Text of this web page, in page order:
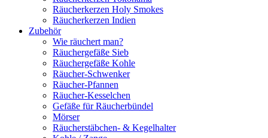
Räucherkerzen Holy Smokes
Räucherkerzen Indien
Zubehör
Wie räuchert man?
Räuchergefäße Sieb
Räuchergefäße Kohle
Räucher-Schwenker
Räucher-Pfannen
Räucher-Kesselchen
Gefäße für Räucherbündel
Mörser
Räucherstäbchen- & Kegelhalter